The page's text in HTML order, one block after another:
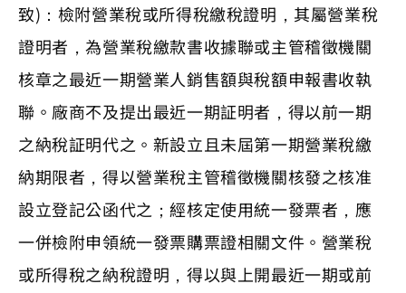
致)：檢附營業稅或所得稅繳稅證明，其屬營業稅
證明者，為營業稅繳款書收據聯或主管稽徵機關
核章之最近一期營業人銷售額與稅額申報書收執
聯。廠商不及提出最近一期証明者，得以前一期
之納稅証明代之。新設立且未屆第一期營業稅繳
納期限者，得以營業稅主管稽徵機關核發之核准
設立登記公函代之；經核定使用統一發票者，應
一併檢附申領統一發票購票證相關文件。營業稅
或所得稅之納稅證明，得以與上開最近一期或前